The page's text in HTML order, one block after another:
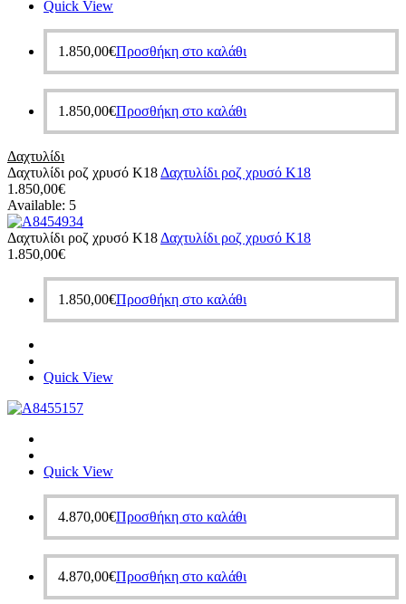
Quick View
1.850,00€Προσθήκη στο καλάθι
1.850,00€Προσθήκη στο καλάθι
Δαχτυλίδι
Δαχτυλίδι ροζ χρυσό Κ18 Δαχτυλίδι ροζ χρυσό Κ18
1.850,00€
Available: 5
Δαχτυλίδι ροζ χρυσό Κ18 Δαχτυλίδι ροζ χρυσό Κ18
1.850,00€
1.850,00€Προσθήκη στο καλάθι
Quick View
Quick View
4.870,00€Προσθήκη στο καλάθι
4.870,00€Προσθήκη στο καλάθι